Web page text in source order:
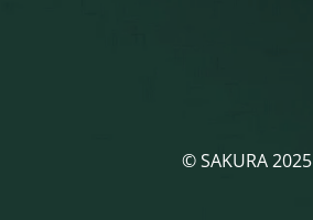
© SAKURA 2025